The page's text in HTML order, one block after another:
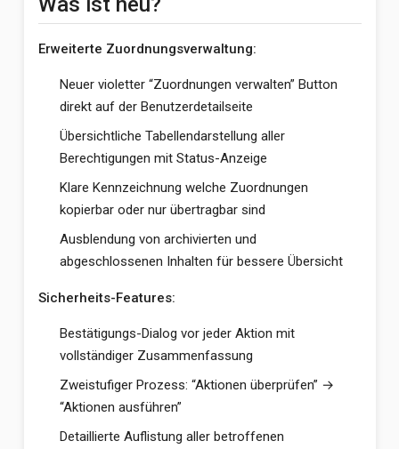
Erweiterte Zuordnungsverwaltung:
Neuer violetter “Zuordnungen verwalten” Button
direkt auf der Benutzerdetailseite
Übersichtliche Tabellendarstellung aller
Berechtigungen mit Status-Anzeige
Klare Kennzeichnung welche Zuordnungen
kopierbar oder nur übertragbar sind
Ausblendung von archivierten und
abgeschlossenen Inhalten für bessere Übersicht
Sicherheits-Features:
Bestätigungs-Dialog vor jeder Aktion mit
vollständiger Zusammenfassung
Zweistufiger Prozess: “Aktionen überprüfen” →
“Aktionen ausführen”
Detaillierte Auflistung aller betroffenen